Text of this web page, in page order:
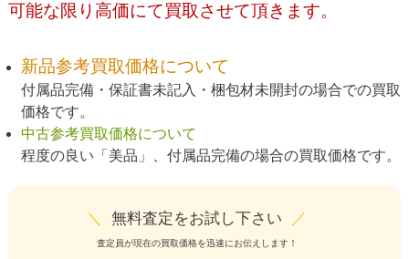
可能な限り高価にて買取させて頂きます。
新品参考買取価格について
付属品完備・保証書未記入・梱包材未開封の場合での買取
価格です。
中古参考買取価格について
程度の良い「美品」、付属品完備の場合の買取価格です。
＼ 無料査定をお試し下さい ／
査定員が現在の買取価格を迅速にお伝えします！